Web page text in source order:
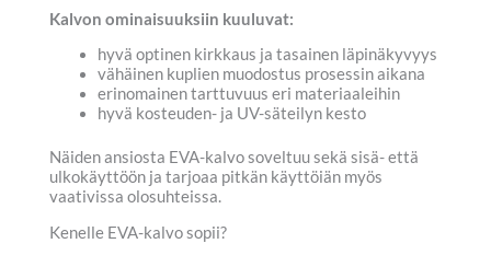
Kalvon ominaisuuksiin kuuluvat:
hyvä optinen kirkkaus ja tasainen läpinäkyvyys
vähäinen kuplien muodostus prosessin aikana
erinomainen tarttuvuus eri materiaaleihin
hyvä kosteuden- ja UV-säteilyn kesto
Näiden ansiosta EVA-kalvo soveltuu sekä sisä- että
ulkokäyttöön ja tarjoaa pitkän käyttöiän myös
vaativissa olosuhteissa.
Kenelle EVA-kalvo sopii?